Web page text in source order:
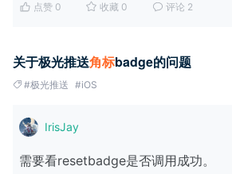
点赞 0 收藏 0 评论 2
关于极光推送角标badge的问题
#极光推送 #iOS
IrisJay
需要看resetbadge是否调用成功。